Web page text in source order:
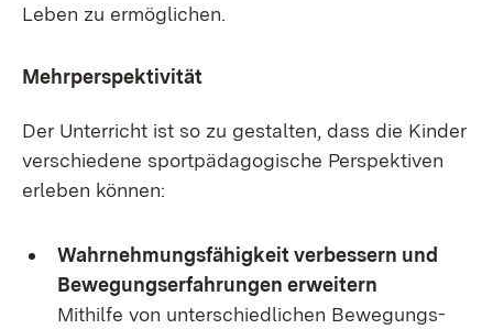
Le­ben zu er­mög­li­chen.
Mehr­per­spek­ti­vi­tät
Der Un­ter­richt ist so zu ge­stal­ten, dass die Kin­der
ver­schie­de­ne sport­päd­ago­gi­sche Per­spek­ti­ven
er­le­ben kön­nen:
Wahr­neh­mungs­fä­hig­keit ver­bes­sern und
Be­we­gungs­er­fah­run­gen er­wei­tern
Mit­hil­fe von un­ter­schied­li­chen Be­we­gungs­